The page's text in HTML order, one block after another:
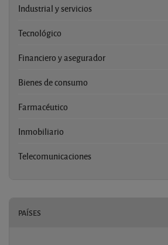
Industrial y servicios
Tecnológico
Financiero y asegurador
Bienes de consumo
Farmacéutico
Inmobiliario
Telecomunicaciones
PAÍSES